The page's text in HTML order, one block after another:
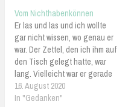
Vom Nichthabenkönnen
Er las und las und ich wollte
gar nicht wissen, wo genau er
war. Der Zettel, den ich ihm auf
den Tisch gelegt hatte, war
lang. Vielleicht war er gerade
bei der Hälfte. Dann würde er
gleich das Nicht-Haben-
16. August 2020
In "Gedanken"